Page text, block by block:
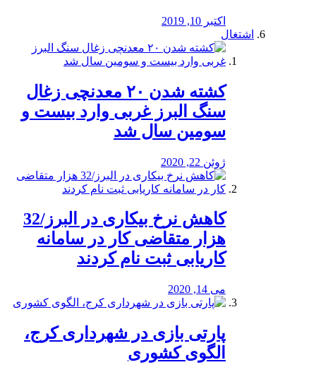
اکتبر 10, 2019
اشتغال
کشته شدن ۲۰ معدنچی زغال
سنگ البرز غربی وارد بیست و
سومین سال شد
ژوئن 22, 2020
کاهش نرخ بیکاری در البرز/32
هزار متقاضی کار در سامانه
کاریابی ثبت نام کردند
می 14, 2020
پارتی بازی در شهرداری کرج،
الگوی کشوری